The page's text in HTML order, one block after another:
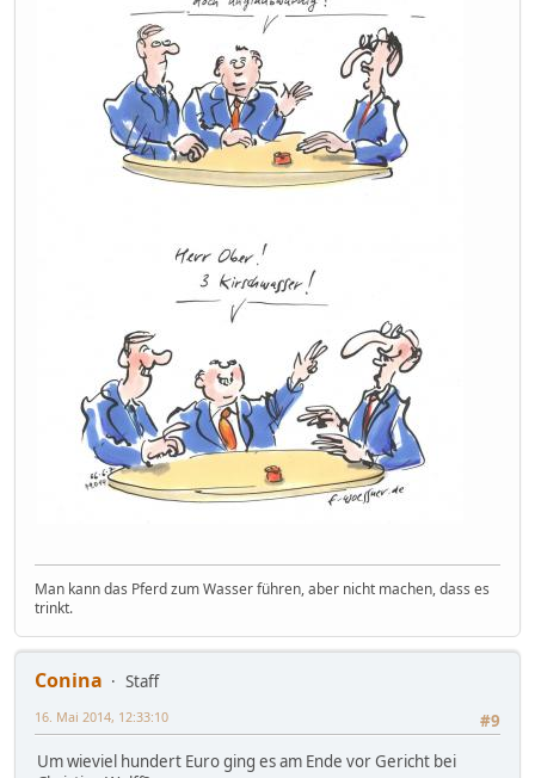
Man kann das Pferd zum Wasser führen, aber nicht machen, dass es
trinkt.
Conina
Staff
#9
16. Mai 2014, 12:33:10
Um wieviel hundert Euro ging es am Ende vor Gericht bei